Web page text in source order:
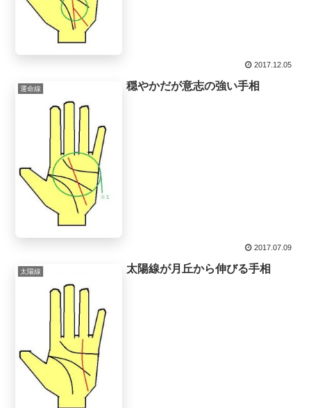
2017.12.05
運命線 穏やかだが意志の強い手相
2017.07.09
太陽線 太陽線が月丘から伸びる手相